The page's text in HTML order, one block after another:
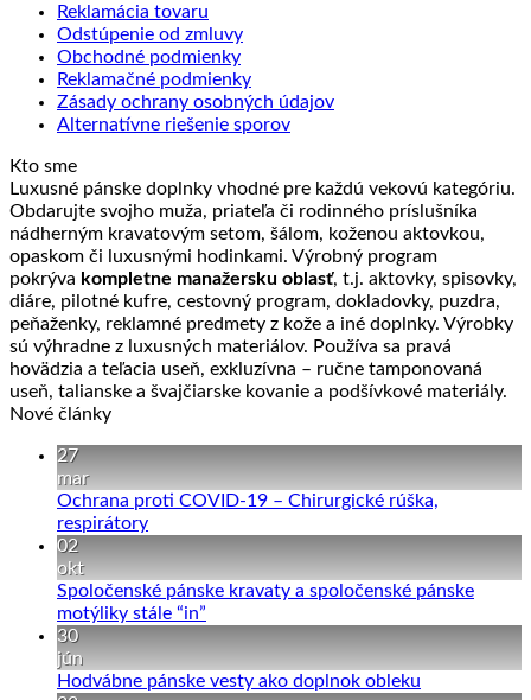
Reklamácia tovaru
Odstúpenie od zmluvy
Obchodné podmienky
Reklamačné podmienky
Zásady ochrany osobných údajov
Alternatívne riešenie sporov
Kto sme
Luxusné pánske doplnky vhodné pre každú vekovú kategóriu.
Obdarujte svojho muža, priateľa či rodinného príslušníka
nádherným kravatovým setom, šálom, koženou aktovkou,
opaskom či luxusnými hodinkami. Výrobný program
pokrýva kompletne manažersku oblasť, t.j. aktovky, spisovky,
diáre, pilotné kufre, cestovný program, dokladovky, puzdra,
peňaženky, reklamné predmety z kože a iné doplnky. Výrobky
sú výhradne z luxusných materiálov. Používa sa pravá
hovädzia a teľacia useň, exkluzívna – ručne tamponovaná
useň, talianske a švajčiarske kovanie a podšívkové materiály.
Nové články
27
mar
Ochrana proti COVID-19 – Chirurgické rúška,
respirátoryŽiadne
Ochrana
proti
–
02
okt
Spoločenské pánske kravaty a spoločenské pánske
motýliky stále “in”
Spoločenské
30
jún
Hodvábne pánske vesty ako doplnok obleku